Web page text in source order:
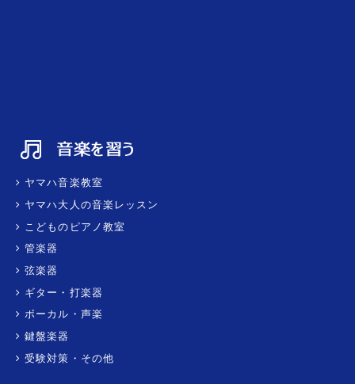
ヤマハ音楽教室
ヤマハ大人の音楽レッスン
こどものピアノ教室
管楽器
弦楽器
ギター・打楽器
ボーカル・声楽
鍵盤楽器
受験対策・その他